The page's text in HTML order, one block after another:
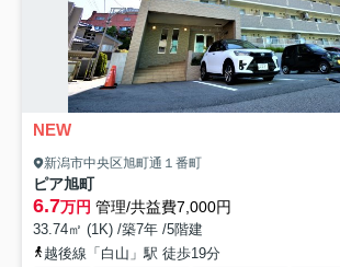
NEW
新潟市中央区旭町通１番町
ピア旭町
6.7万円 管理/共益費7,000円
33.74㎡ (1K) /築7年 /5階建
越後線「白山」駅 徒歩19分